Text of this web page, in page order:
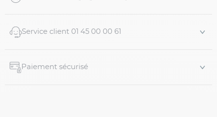
- Motifs torsadés
- Boutons effet cuir
Service client 01 45 00 00 61
Paiement sécurisé